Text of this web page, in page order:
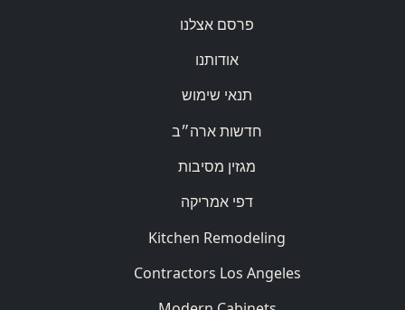
פרסם אצלנו
אודותנו
תנאי שימוש
חדשות ארה״ב
מגזין מסיבות
דפי אמריקה
Kitchen Remodeling
Contractors Los Angeles